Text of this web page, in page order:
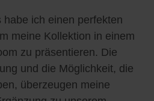
habe ich einen perfekten
meine Kollektion in einem
zu präsentieren. Die
und die Möglichkeit, die
überzeugen meine